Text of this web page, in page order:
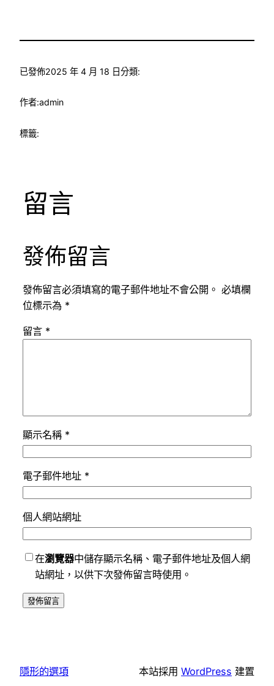
已發佈2025 年 4 月 18 日分類:
作者:admin
標籤:
留言
發佈留言
發佈留言必須填寫的電子郵件地址不會公開。 必填欄
位標示為 *
留言 *
顯示名稱 *
電子郵件地址 *
個人網站網址
在瀏覽器中儲存顯示名稱、電子郵件地址及個人網
站網址，以供下次發佈留言時使用。
隱形的選項 本站採用 WordPress 建置